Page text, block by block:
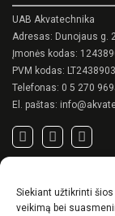
Siekiant užtikrinti
veikimą bei
UAB Akvatechnika
Adresas: Dunojaus g.
Įmonės kodas:
PVM kodas:
Telefonas: 0 5 270
El. paštas:
Privatumo politika